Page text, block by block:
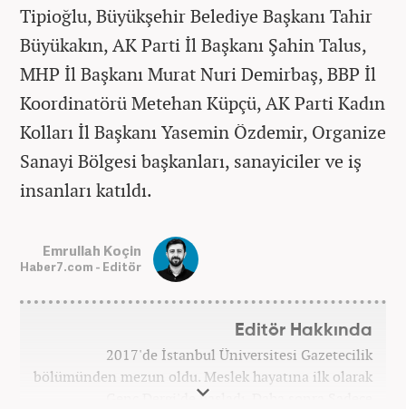
Tipioğlu, Büyükşehir Belediye Başkanı Tahir
Büyükakın, AK Parti İl Başkanı Şahin Talus,
MHP İl Başkanı Murat Nuri Demirbaş, BBP İl
Koordinatörü Metehan Küpçü, AK Parti Kadın
Kolları İl Başkanı Yasemin Özdemir, Organize
Sanayi Bölgesi başkanları, sanayiciler ve iş
insanları katıldı.
Emrullah Koçin
Haber7.com - Editör
Editör Hakkında
2017'de İstanbul Üniversitesi Gazetecilik
bölümünden mezun oldu. Meslek hayatına ilk olarak
Genç Dergi'de başladı. Daha sonra Sadece